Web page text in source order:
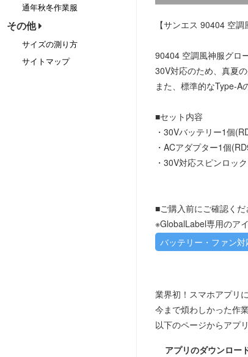
【サンエス 90404 空
90404 空調風神服グロ
30V対応のため、真夏
また、標準的なType-A
■セット内容
・30Vバッテリー1個
・ACアダプター1個
・30V対応スピンロッ
■ご購入前にご確認くだ
※GlobalLabel専用のア
バッテリー・ファン対
業界初！スマホアプリ
今まで煩わしかった作
以下のページからアプ
アプリのダウンロー
通年秋冬作業服
その他
サイズの測り方
サイトマップ